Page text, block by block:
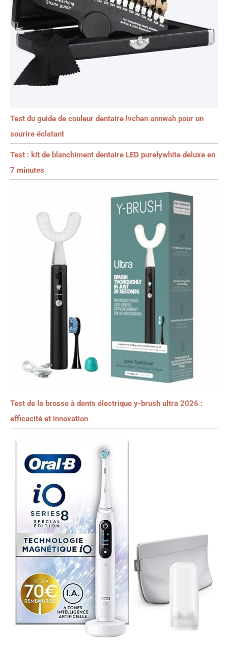
Test du guide de couleur dentaire lvchen annwah pour un
sourire éclatant
Test : kit de blanchiment dentaire LED purelywhite deluxe en
7 minutes
Test de la brosse à dents électrique y-brush ultra 2026 :
efficacité et innovation